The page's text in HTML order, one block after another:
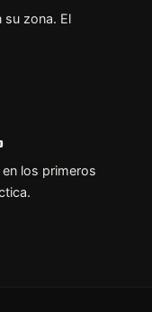
su zona. El
los primeros